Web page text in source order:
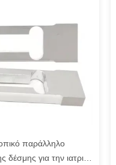
παράλληλο
για την ιατρική